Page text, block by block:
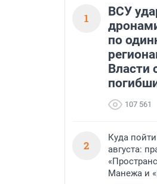
1
ВСУ
по
Власти
107 561
2
Куда
августа:
Манежа и